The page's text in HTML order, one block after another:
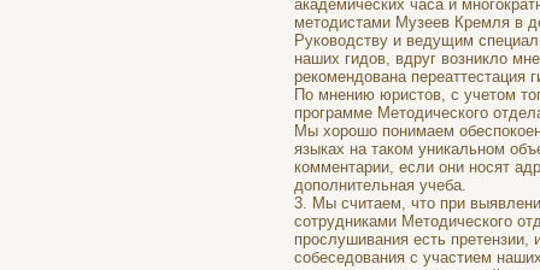
академических часа и
методистами Музеев Кремля в
Руководству и ведущим
наших гидов, вдруг возникло
рекомендована переаттестация
По мнению юристов, с учетом
программе Методического
Мы хорошо понимаем
языках на таком уникальном
комментарии, если они носят
дополнительная учеба.
3. Мы считаем, что при
сотрудниками Методического
прослушивания есть
собеседования с участием